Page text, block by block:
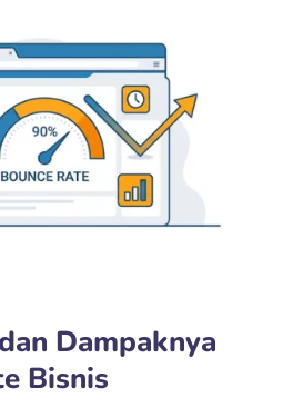
Dampaknya
Bisnis